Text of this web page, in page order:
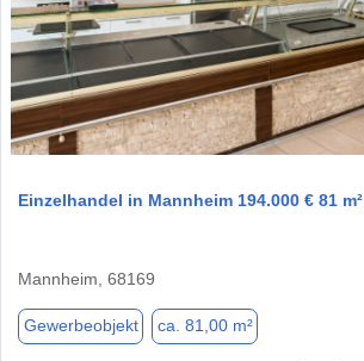
Einzelhandel in Mannheim 194.000 € 81 m²
Mannheim, 68169
Gewerbeobjekt ca. 81,00 m²